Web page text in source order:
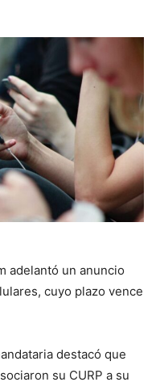
adelantó un anuncio
cuyo plazo vence
destacó que
su CURP a su